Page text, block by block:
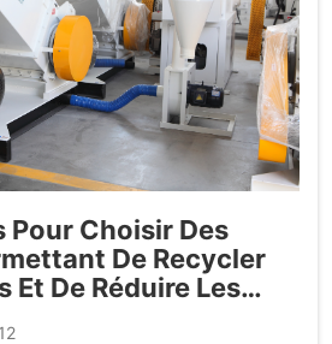
Pour Choisir Des
De Recycler
Et De Réduire Les